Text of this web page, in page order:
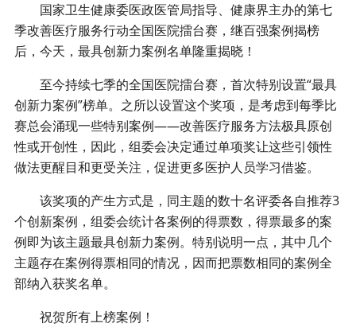
国家卫生健康委医政医管局指导、健康界主办的第七
季改善医疗服务行动全国医院擂台赛，继百强案例揭榜
后，今天，最具创新力案例名单隆重揭晓！
至今持续七季的全国医院擂台赛，首次特别设置“最具
创新力案例”榜单。之所以设置这个奖项，是考虑到每季比
赛总会涌现一些特别案例——改善医疗服务方法极具原创
性或开创性，因此，组委会决定通过单项奖让这些引领性
做法更醒目和更受关注，促进更多医护人员学习借鉴。
该奖项的产生方式是，同主题的数十名评委各自推荐3
个创新案例，组委会统计各案例的得票数，得票最多的案
例即为该主题最具创新力案例。特别说明一点，其中几个
主题存在案例得票相同的情况，因而把票数相同的案例全
部纳入获奖名单。
祝贺所有上榜案例！